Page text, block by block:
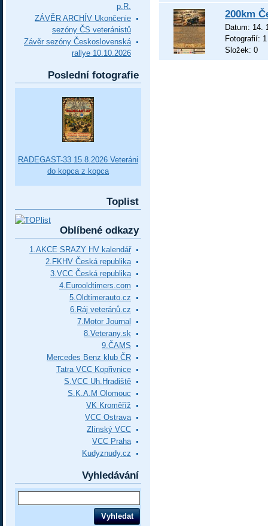
200km
Datum: 14.
Fotografií: 1
Složek: 0
p.R.
ZÁVĚR ARCHÍV Ukončenie
sezóny ČS veteránistů
Závěr sezóny Československá
rallye 10.10.2026
Poslední fotografie
RADEGAST-33 15.8.2026 Veteráni
do kopca z kopca
Toplist
Oblíbené odkazy
1.AKCE SRAZY HV kalendář
2.FKHV Česká republika
3.VCC Česká republika
4.Eurooldtimers.com
5.Oldtimerauto.cz
6.Ráj veteránů.cz
7.Motor Journal
8.Veterany.sk
9.ČAMS
Mercedes Benz klub ČR
Tatra VCC Kopřivnice
S.VCC Uh.Hradiště
S.K.A.M Olomouc
VK Kroměříž
VCC Ostrava
Zlínský VCC
VCC Praha
Kudyznudy.cz
Vyhledávání